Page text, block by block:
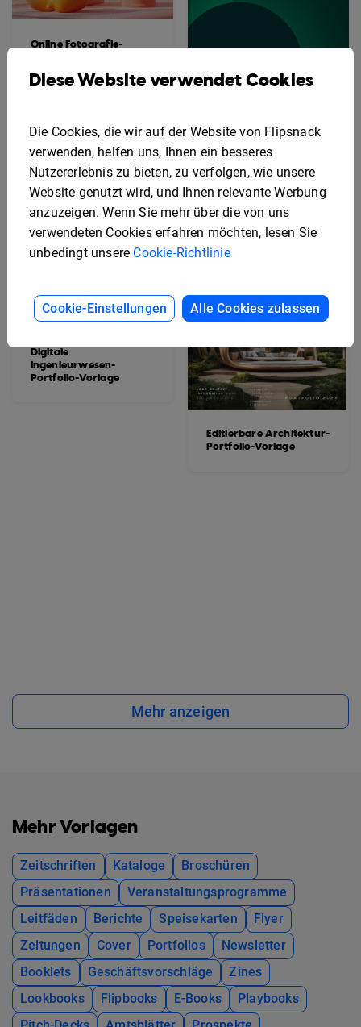
Online Fotografie-
Digitale
Ingenieurwesen-
Portfolio-Vorlage
Interaktive Portfolio-
Management-Vorlage
Editierbare Architektur-
Portfolio-Vorlage
Mehr anzeigen
Mehr Vorlagen
Zeitschriften Kataloge
Broschüren
Präsentationen
Veranstaltungsprogramme
Leitfäden
Berichte Speisekarten
Flyer
Zeitungen
Cover Portfolios
Newsletter
Booklets
Geschäftsvorschläge
Zines
Lookbooks
Flipbooks E-Books
Playbooks
Diese Website verwendet Cookies
Die Cookies, die wir auf der Website von Flipsnack
verwenden, helfen uns, Ihnen ein besseres
Nutzererlebnis zu bieten, zu verfolgen, wie unsere
Website genutzt wird, und Ihnen relevante Werbung
anzuzeigen. Wenn Sie mehr über die von uns
verwendeten Cookies erfahren möchten, lesen Sie
unbedingt unsere Cookie-Richtlinie
Cookie-Einstellungen Alle Cookies zulassen